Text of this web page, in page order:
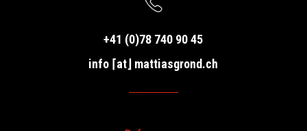
+41 (0)78 740 90 45
info ⌈at⌋ mattiasgrond.ch